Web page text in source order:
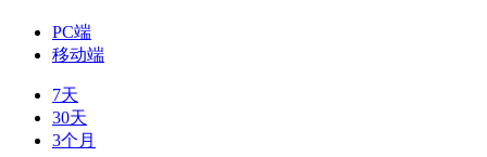
PC端
移动端
7天
30天
3个月